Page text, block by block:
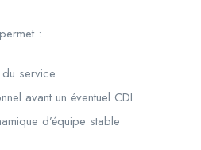
:
du service
avant un éventuel CDI
d’équipe stable